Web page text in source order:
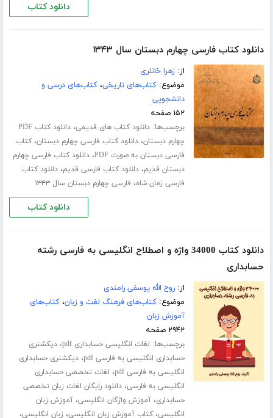
دانلود کتاب
دانلود کتاب فارسی چهارم دبستان سال ۱۳۴۳
از:زهرا خانلری
موضوع:کتاب‌های تاریخی،کتاب‌های درسی و
دانشجویی
۱۵۲ صفحه
برچسب‌ها:دانلود کتاب های قدیمی،
دانلود کتاب PDF
چهارم دبستان،دانلود کتاب فارسی چهارم دبستان،کتاب
فارسی دبستان به صورت PDF
،دانلود کتاب فارسی چهارم
دبستان قدیم،دانلود کتاب فارسی قدیم،دانلود کتاب
فارسی زمان شاه، فارسی چهارم دبستان سال ۱۳۴۳
دانلود کتاب
دانلود کتاب 34000 واژه و اصطلاح انگلیسی به فارسی رشته
حسابداری
از:روح الله یوسفی رامندی
موضوع:کتاب‌های فرهنگ لغت و زبان،کتاب‌های
آموزش زبان
۲۹۴۲ صفحه
برچسب‌ها: لغات انگلیسی حسابداری pdf ،دیکشنری
حسابداری انگلیسی به فارسی pdf
،دیکشنری حسابداری
انگلیسی به فارسی pdf
، لغات تخصصی حسابداری
انگلیسی به فارسی،دانلود رایگان لغات زبان تخصصی
حسابداری،آموزش واژگان انگلیسی،آموزش زبان
انگلیسی،کتاب آموزش زبان انگلیسی، زبان انگلیسی،